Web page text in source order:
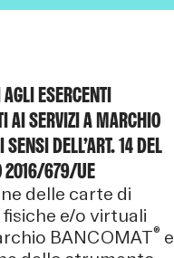
ESERCENTI
AI SERVIZI A MARCHIO
SENSI DELL’ART. 14 DEL
2016/679/UE
delle carte di
e/o virtuali
BANCOMAT® e